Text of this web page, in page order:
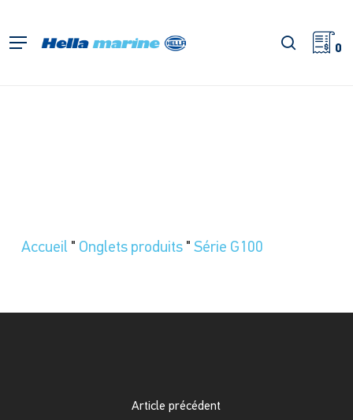
l'accueil
Menu 0
Accueil" Onglets produits" Série G100
Article précédent